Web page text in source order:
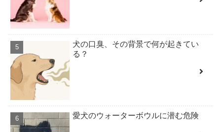
犬の口臭、その背景で何が起きてい
る？
愛犬のウォーターボウルに潜む危険